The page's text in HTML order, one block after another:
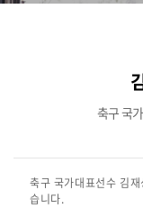
축구 국
축구 국가대표선수 김
습니다.